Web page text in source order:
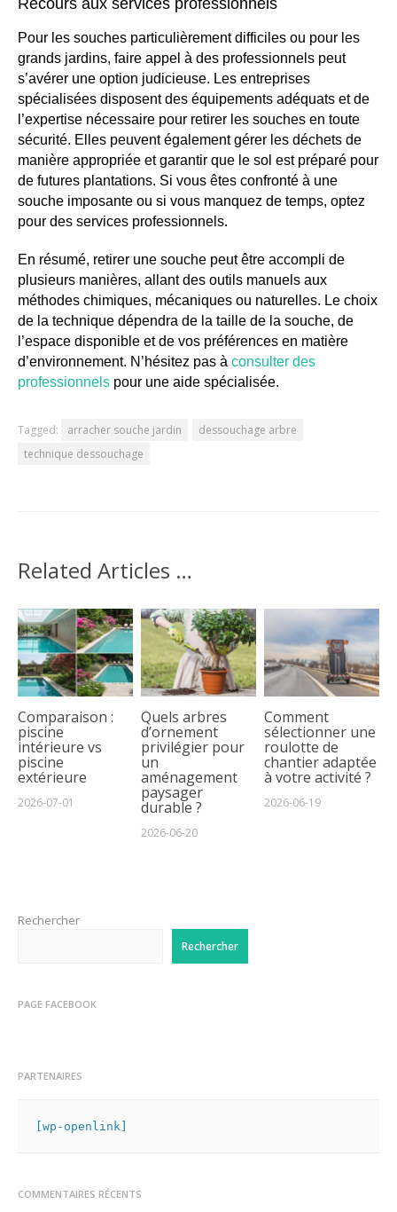
Pour les souches particulièrement difficiles ou pour les
grands jardins, faire appel à des professionnels peut
s’avérer une option judicieuse. Les entreprises
spécialisées disposent des équipements adéquats et de
l’expertise nécessaire pour retirer les souches en toute
sécurité. Elles peuvent également gérer les déchets de
manière appropriée et garantir que le sol est préparé pour
de futures plantations. Si vous êtes confronté à une
souche imposante ou si vous manquez de temps, optez
pour des services professionnels.
En résumé, retirer une souche peut être accompli de
plusieurs manières, allant des outils manuels aux
méthodes chimiques, mécaniques ou naturelles. Le choix
de la technique dépendra de la taille de la souche, de
l’espace disponible et de vos préférences en matière
d’environnement. N’hésitez pas à consulter des
professionnelspour une aide spécialisée.
Tagged: arracher souche jardin
dessouchage arbre
technique dessouchage
Related Articles …
Comparaison :
piscine
intérieure vs
piscine
extérieure
2026-07-01
Quels arbres
d’ornement
privilégier pour
un
aménagement
paysager
durable ?
2026-06-20
Comment
sélectionner une
roulotte de
chantier adaptée
à votre activité ?
2026-06-19
Rechercher
Rechercher
PAGE FACEBOOK
PARTENAIRES
[wp-openlink]
COMMENTAIRES RÉCENTS